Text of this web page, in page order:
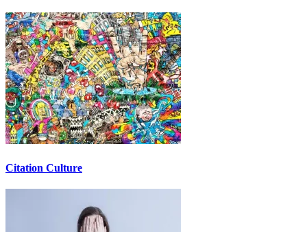
Citation Culture